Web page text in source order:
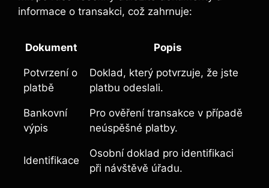
informace⁣ o transakci, což​ zahrnuje:
Dokument Popis
Potvrzení o
platbě
Doklad, který potvrzuje, že jste
platbu odeslali.
Bankovní
výpis
Pro ověření transakce v⁢ případě
neúspěšné platby.
Identifikace
Osobní doklad pro identifikaci
při návštěvě úřadu.